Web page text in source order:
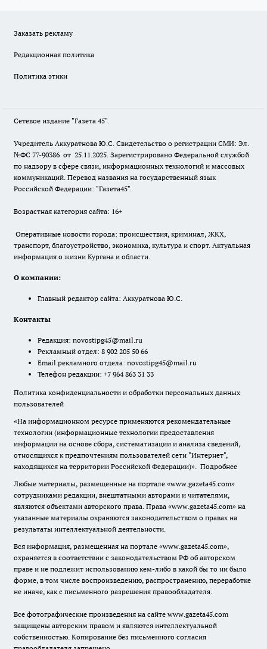
Заказать рекламу
Редакционная политика
Политика этики
Сетевое издание "Газета 45".
Учредитель Аккуратнова Ю.С. Свидетельство о регистрации СМИ: Эл.
№ФС 77-90386 от 25.11.2025. Зарегистрировано Федеральной службой
по надзору в сфере связи, информационных технологий и массовых
коммуникаций. Перевод названия на государственный язык
Российской Федерации: "Газета45".
Возрастная категория сайта: 16+
Оперативные новости города: происшествия, криминал, ЖКХ,
транспорт, благоустройство, экономика, культура и спорт. Актуальная
информация о жизни Кургана и области.
О компании:
Главный редактор сайта: Аккуратнова Ю.С.
Контакты
Редакция: novostipg45@mail.ru
Рекламный отдел: 8 902 205 50 66
Email рекламного отдела: novostipg45@mail.ru
Телефон редакции: +7 964 863 31 33
Политика конфиденциальности и обработки персональных данных
пользователей
«На информационном ресурсе применяются рекомендательные
технологии (информационные технологии предоставления
информации на основе сбора, систематизации и анализа сведений,
относящихся к предпочтениям пользователей сети "Интернет",
находящихся на территории Российской Федерации)». Подробнее
Любые материалы, размещенные на портале «www.gazeta45.com»
сотрудниками редакции, внештатными авторами и читателями,
являются объектами авторского права. Права «www.gazeta45.com» на
указанные материалы охраняются законодательством о правах на
результаты интеллектуальной деятельности.
Вся информация, размещенная на портале «www.gazeta45.com»,
охраняется в соответствии с законодательством РФ об авторском
праве и не подлежит использованию кем-либо в какой бы то ни было
форме, в том числе воспроизведению, распространению, переработке
не иначе, как с письменного разрешения правообладателя.
Все фотографические произведения на сайте www.gazeta45.com
защищены авторским правом и являются интеллектуальной
собственностью. Копирование без письменного согласия